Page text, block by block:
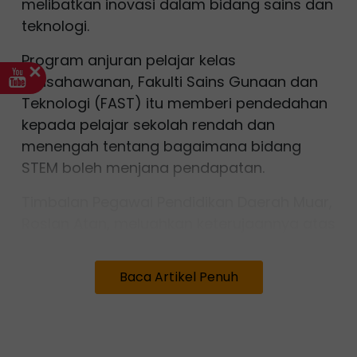
melibatkan inovasi dalam bidang sains dan
teknologi.
Program anjuran pelajar kelas
keusahawanan, Fakulti Sains Gunaan dan
Teknologi (FAST) itu memberi pendedahan
kepada pelajar sekolah rendah dan
menengah tentang bagaimana bidang
STEM boleh menjana pendapatan.
pendedahan keusahawanan dalam bidang
kepada pelajar sekolah.
Baca Artikel Penuh